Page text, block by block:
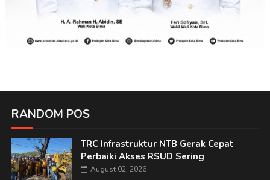
RANDOM POS
TRC Infrastruktur NTB Gerak Cepat
Perbaiki Akses RSUD Sering
August 02, 2026